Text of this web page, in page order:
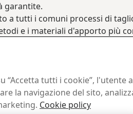
garantite.
a tutti i comuni processi di
e i materiali d'apporto più
alla trasformazione,
ad adeguate precauzioni
e
“Accetta tutti i cookie”,
la navigazione del sito,
Cookie policy